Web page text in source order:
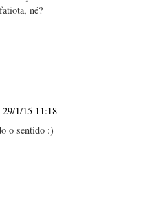
né?
29/1/15 11:18
o sentido :)